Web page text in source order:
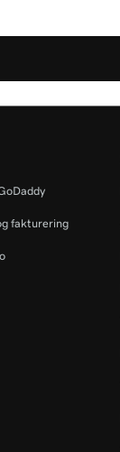
fakturering